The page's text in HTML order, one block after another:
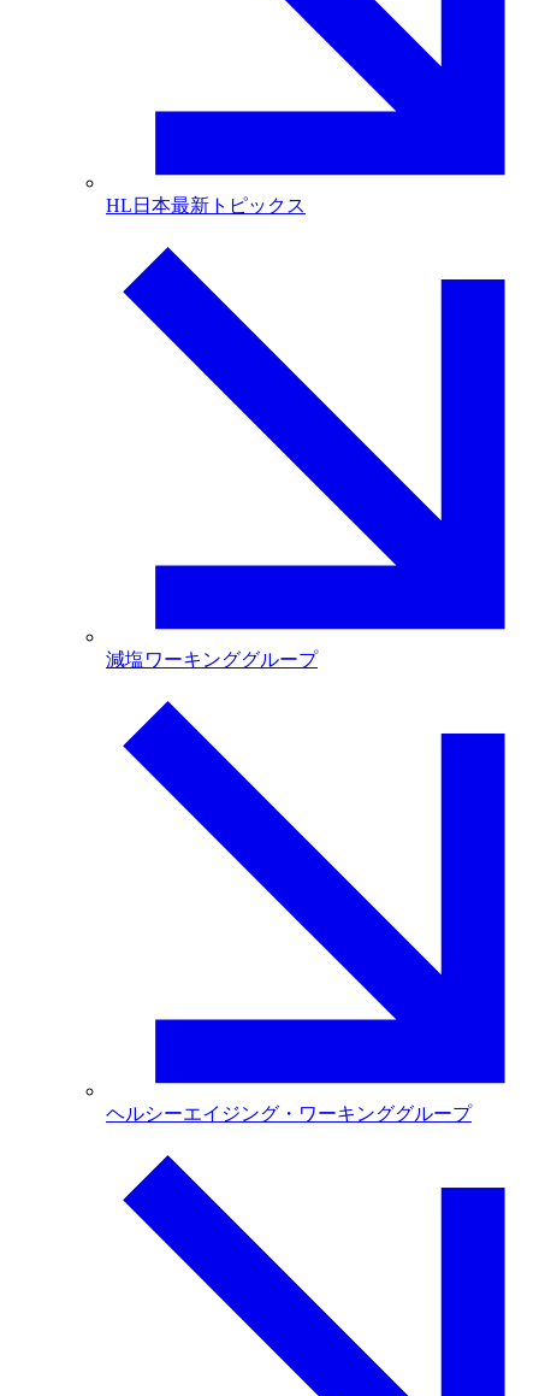
HL日本最新トピックス
減塩ワーキンググループ
ヘルシーエイジング・ワーキンググループ